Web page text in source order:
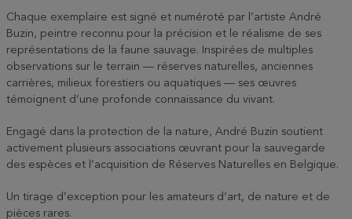
Chaque exemplaire est signé et numéroté par l’artiste André
Buzin, peintre reconnu pour la précision et le réalisme de ses
représentations de la faune sauvage. Inspirées de multiples
observations sur le terrain — réserves naturelles, anciennes
carrières, milieux forestiers ou aquatiques — ses œuvres
témoignent d’une profonde connaissance du vivant.
Engagé dans la protection de la nature, André Buzin soutient
activement plusieurs associations œuvrant pour la sauvegarde
des espèces et l’acquisition de Réserves Naturelles en Belgique.
Un tirage d’exception pour les amateurs d’art, de nature et de
pièces rares.